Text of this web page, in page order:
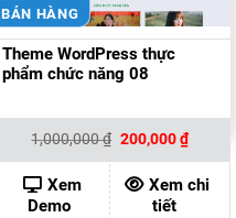
BÁN HÀNG
Theme WordPress thực
phẩm chức năng 08
1,000,000₫ Giá
là:
1,000,000 ₫.
200,000₫Giá
hiện
tại
là:
Xem
Demo
Xem chi
tiết